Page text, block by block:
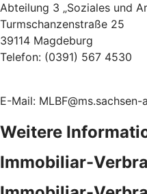
Abteilung 3 „Soziales und
Turmschanzenstraße 25
39114 Magdeburg
Telefon: (0391) 567 4530
E-Mail: MLBF@ms.sachsen-
Weitere
Immobiliar-